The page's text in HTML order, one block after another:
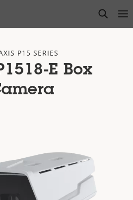
open
P15 SERIES
E Box